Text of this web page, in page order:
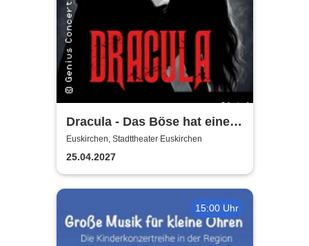
Dracula - Das Böse hat einen
Namen
Euskirchen, Stadttheater Euskirchen
25.04.2027
15:00 Uhr